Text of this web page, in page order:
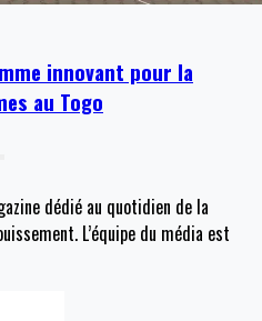
innovant pour la
au Togo
dédié au quotidien de la
L’équipe du média est